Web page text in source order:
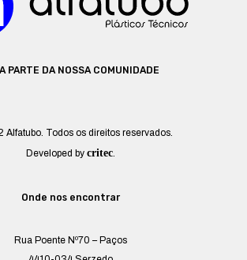
PARTE DA NOSSA COMUNIDADE
Todos os direitos reservados.
Developed by critec.
Onde nos encontrar
Rua Poente Nº70 – Paços